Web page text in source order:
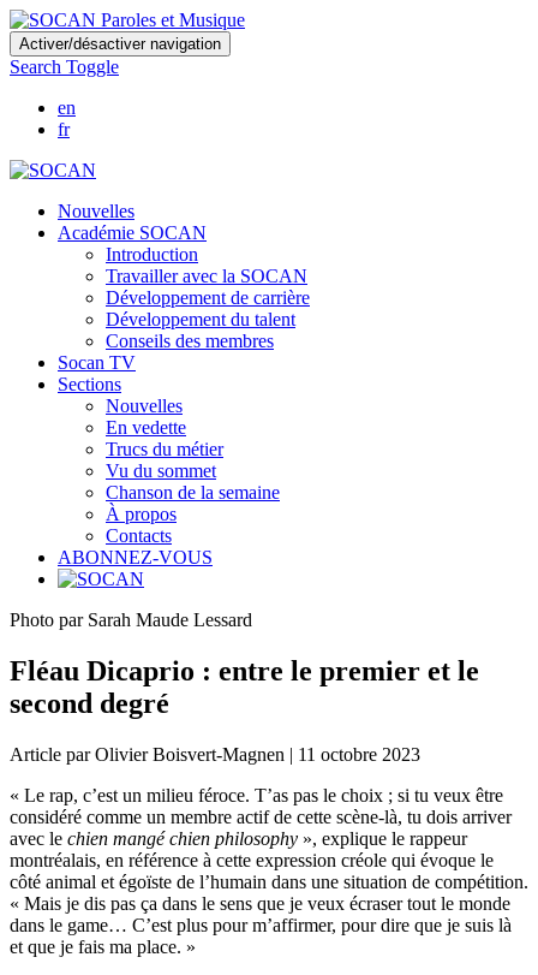
Skip
to
main
content
Activer/désactiver navigation
Search Toggle
en
fr
Nouvelles
Académie SOCAN
Introduction
Travailler avec la SOCAN
Développement de carrière
Développement du talent
Conseils des membres
Socan TV
Sections
Nouvelles
En vedette
Trucs du métier
Vu du sommet
Chanson de la semaine
À propos
Contacts
ABONNEZ-VOUS
Photo par Sarah Maude Lessard
Fléau Dicaprio : entre le premier et le
second degré
Article par Olivier Boisvert-Magnen | 11 octobre 2023
« Le rap, c’est un milieu féroce. T’as pas le choix ; si tu veux être
considéré comme un membre actif de cette scène-là, tu dois arriver
avec le chien mangé chien philosophy », explique le rappeur
montréalais, en référence à cette expression créole qui évoque le
côté animal et égoïste de l’humain dans une situation de compétition.
« Mais je dis pas ça dans le sens que je veux écraser tout le monde
dans le game… C’est plus pour m’affirmer, pour dire que je suis là
et que je fais ma place. »